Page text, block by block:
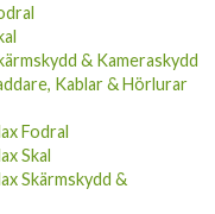
& Kameraskydd
Kablar & Hörlurar
Fodral
Skal
Skärmskydd &